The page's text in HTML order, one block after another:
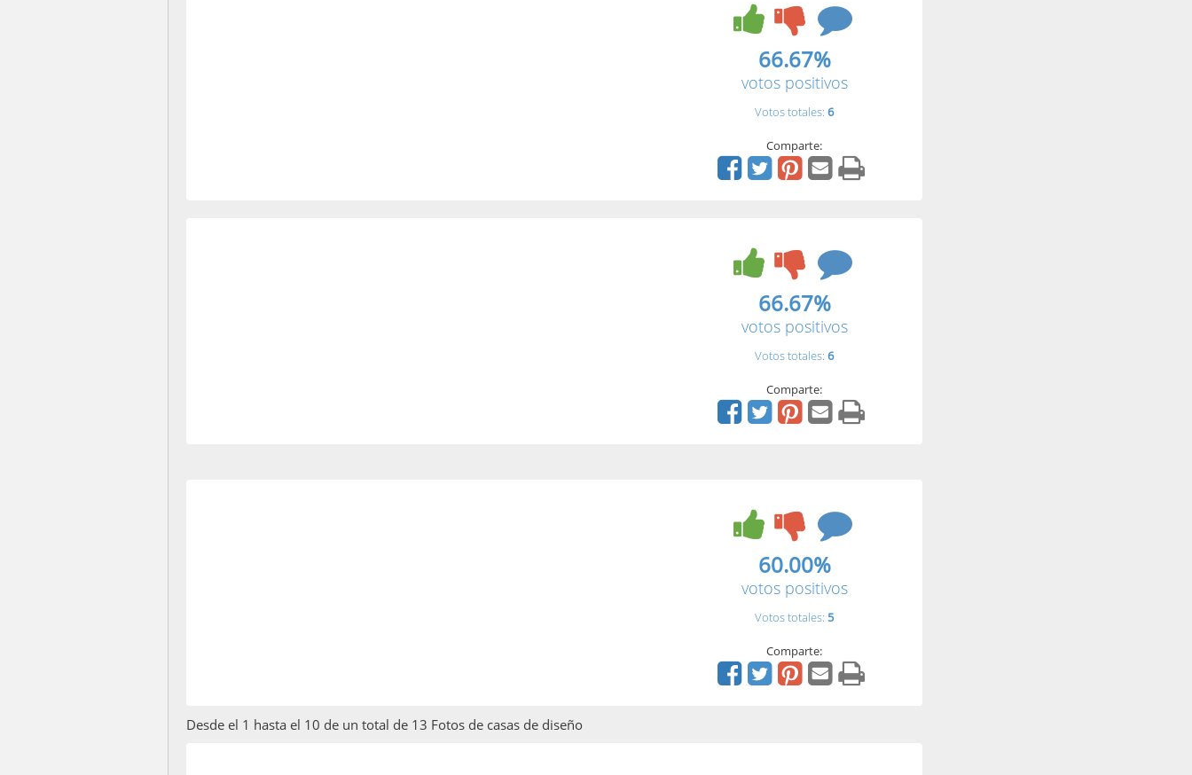
66.67%
votos positivos
Votos totales: 6
Comparte:
66.67%
votos positivos
Votos totales: 6
Comparte:
60.00%
votos positivos
Votos totales: 5
Comparte:
Desde el 1 hasta el 10 de un total de 13 Fotos de casas de diseño